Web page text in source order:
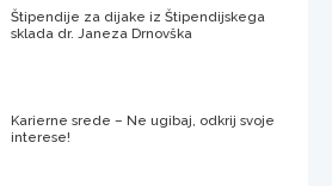
Štipendije za dijake iz Štipendijskega
sklada dr. Janeza Drnovška
Karierne srede – Ne ugibaj, odkrij svoje
interese!